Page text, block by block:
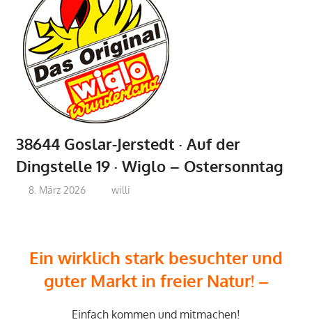
38644 Goslar-Jerstedt · Auf der
Dingstelle 19 · Wiglo – Ostersonntag
8. März 2026 willi
Ein wirklich stark besuchter und
guter Markt in freier Natur! –
Einfach kommen und mitmachen!